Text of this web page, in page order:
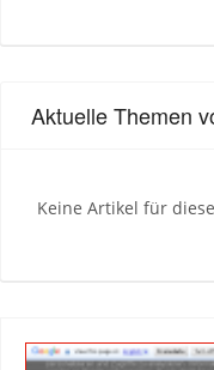
Aktuelle Themen
Keine Artikel für